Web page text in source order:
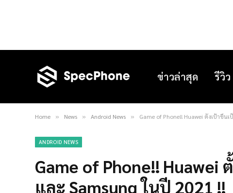
ข่าวล่าสุด รีวิว
Home » News » Android News » Game of Phone!! Huawei ตั้งเป้าขึ้น
ANDROID NEWS
Game of Phone!! Huawei
และ Samsung ในปี 2021 !!